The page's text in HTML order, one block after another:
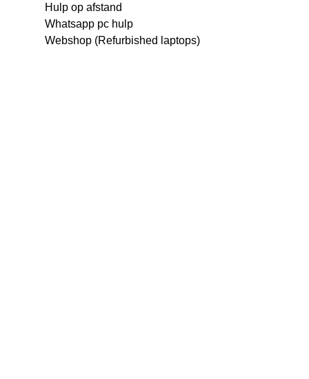
Hulp op afstand
Whatsapp pc hulp
Webshop (Refurbished laptops)